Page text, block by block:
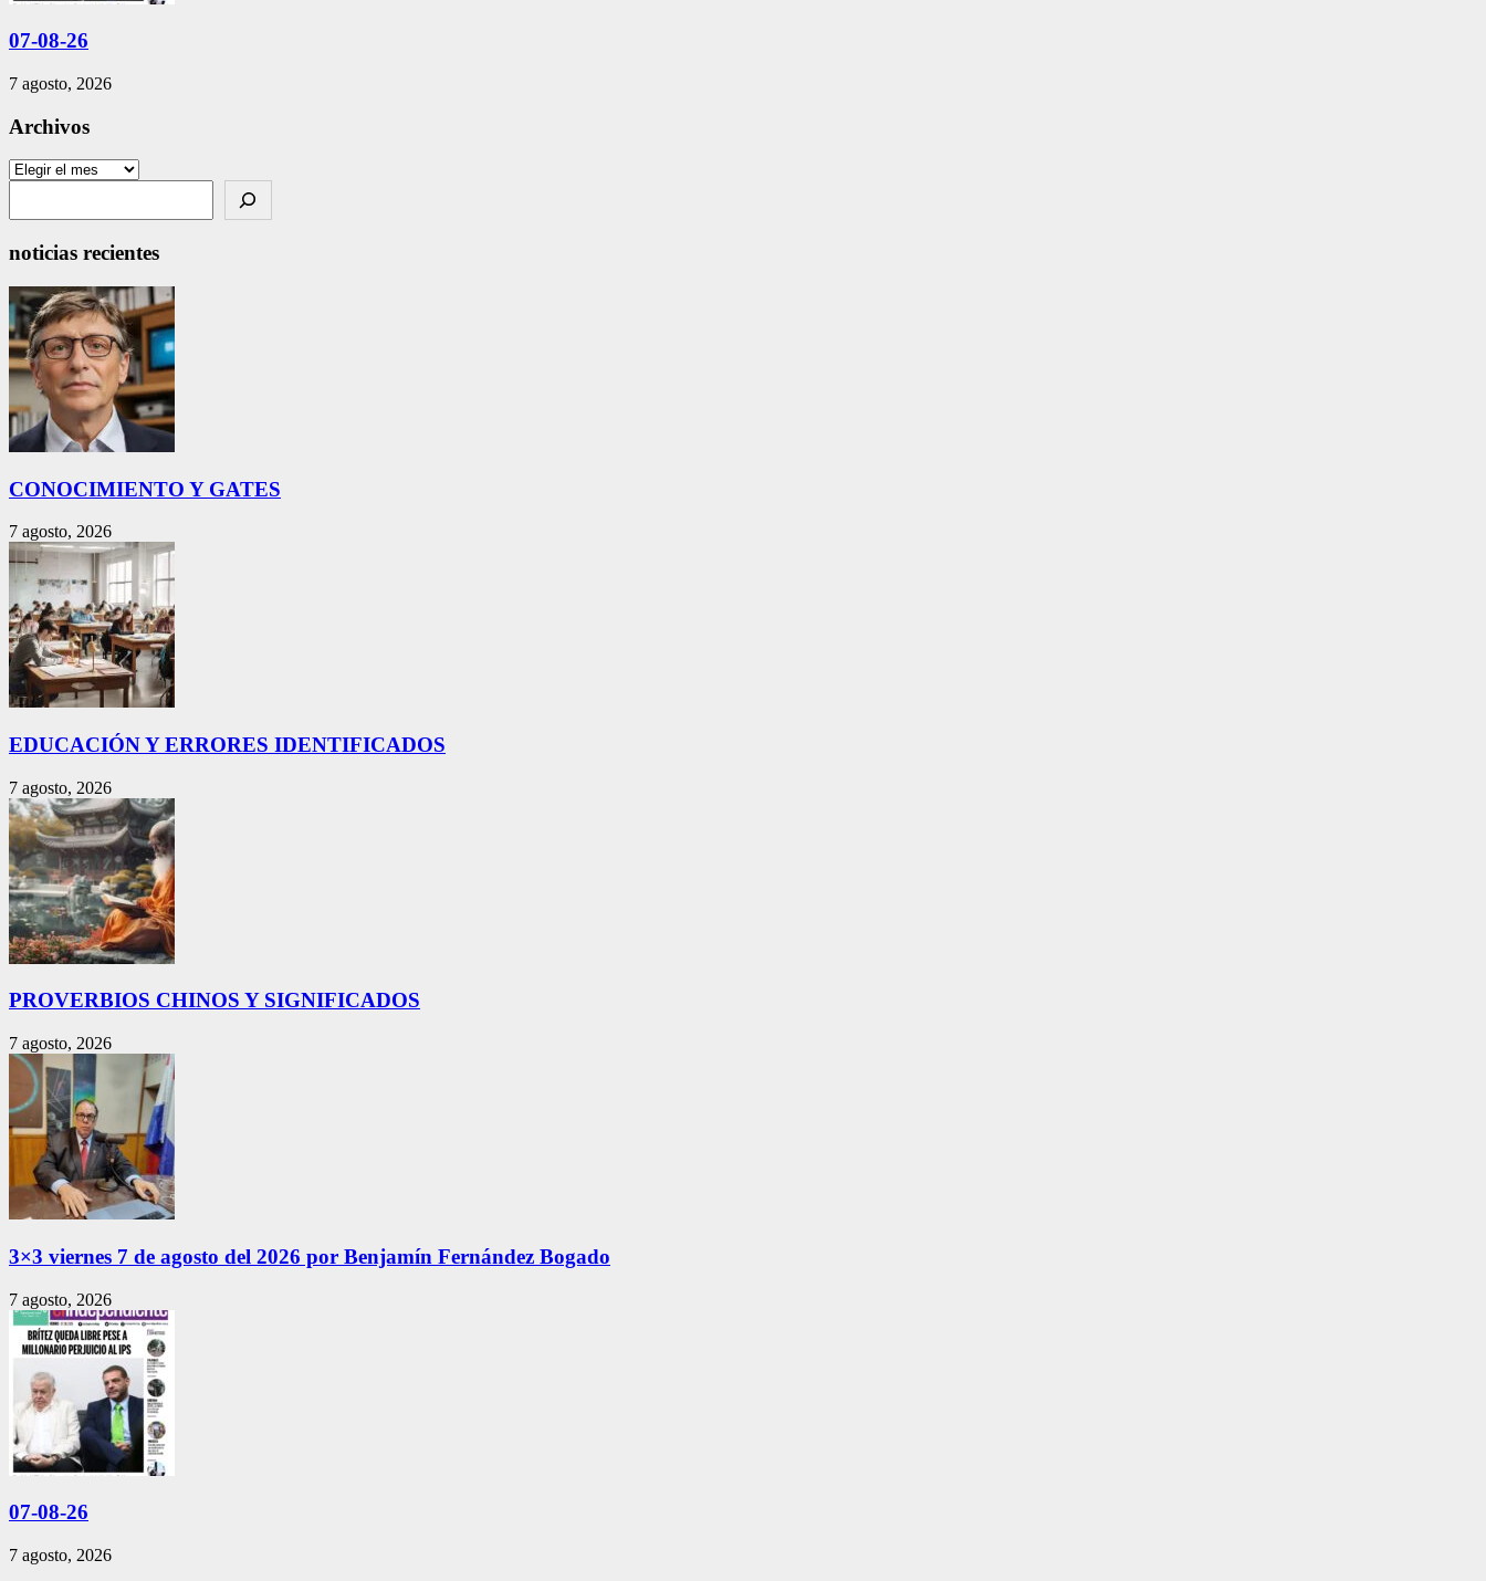
07-08-26
7 agosto, 2026
Archivos
Archivos
noticias recientes
CONOCIMIENTO Y GATES
7 agosto, 2026
EDUCACIÓN Y ERRORES IDENTIFICADOS
7 agosto, 2026
PROVERBIOS CHINOS Y SIGNIFICADOS
7 agosto, 2026
3×3 viernes 7 de agosto del 2026 por Benjamín Fernández Bogado
7 agosto, 2026
07-08-26
7 agosto, 2026